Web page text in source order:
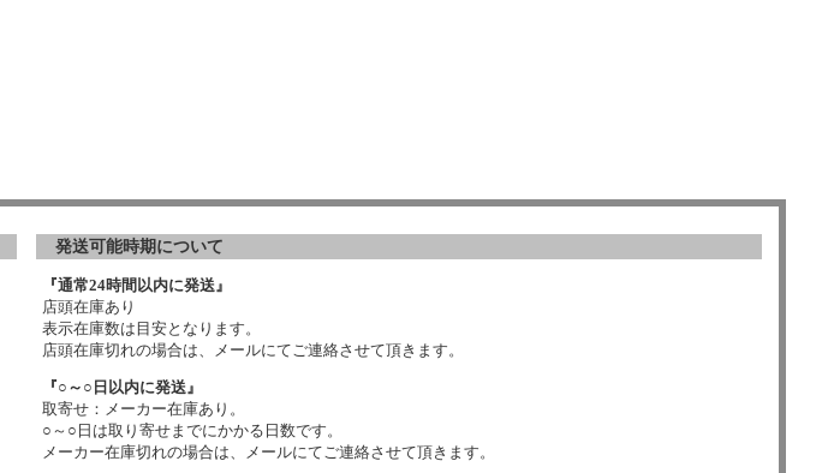
発送可能時期について
『通常24時間以内に発送』
店頭在庫あり
表示在庫数は目安となります。
店頭在庫切れの場合は、メールにてご連絡させて頂きます。
『○～○日以内に発送』
取寄せ：メーカー在庫あり。
○～○日は取り寄せまでにかかる日数です。
メーカー在庫切れの場合は、メールにてご連絡させて頂きます。